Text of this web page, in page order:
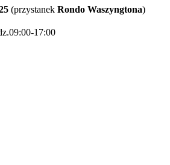
(przystanek Rondo Waszyngtona)
17:00